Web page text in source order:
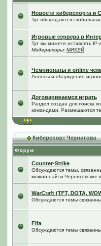
Новости киберспорта и
Тут обсуждаются
Игровые сервера в
Тут вы можете оставлять
Модераторы: МИХЕЙ
Чемпионаты и online
Анонсы и обсуждение
Договариваемся играть
Раздел создан для поиска
командами. Размещаются
Киберспорт Чернигова
Форум
Counter-Strike
Обсуждаются темы,
можно найти Черниговские
WarCraft (TFT, DOTA,
Обсуждаются темы
Fifa
Обсуждаются темы